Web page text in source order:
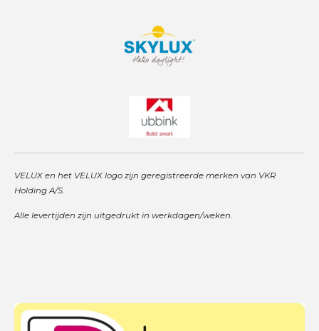
VELUX en het VELUX logo zijn geregistreerde merken van VKR
Holding A/S.
Alle levertijden zijn uitgedrukt in werkdagen/weken.